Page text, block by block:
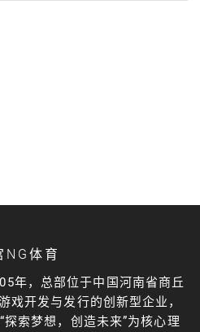
NG体育
年，总部位于中国河南省商丘
戏开发与发行的创新型企业，
索梦想，创造未来”为核心理